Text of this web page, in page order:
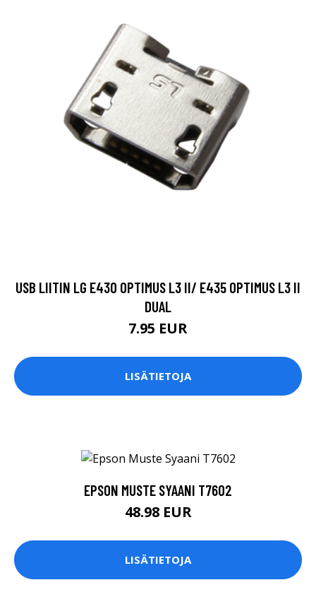
USB LIITIN LG E430 OPTIMUS L3 II/ E435 OPTIMUS L3 II
DUAL
7.95 EUR
LISÄTIETOJA
EPSON MUSTE SYAANI T7602
48.98 EUR
LISÄTIETOJA